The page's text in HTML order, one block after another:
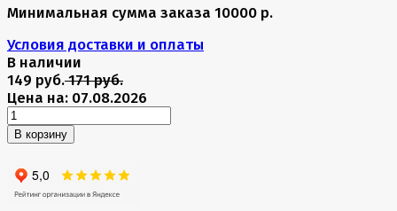
Минимальная сумма заказа 10000 р.
Условия доставки и оплаты
В наличии
149 руб.171 руб.
Цена на: 07.08.2026
В корзину